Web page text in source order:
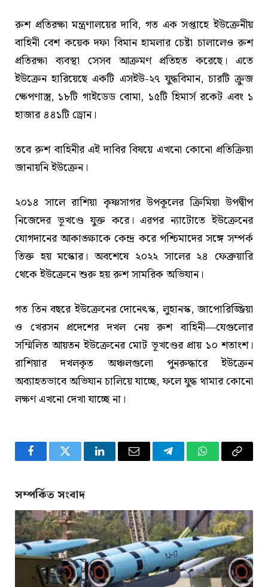
রুশ প্রতিরক্ষা মন্ত্রণালয়ের দাবি, গত এক সপ্তাহে ইউক্রেনীয়
বাহিনী বেশ কয়েক দফা বিমান হামলার চেষ্টা চালালেও রুশ
প্রতিরক্ষা ব্যবস্থা সেসব আক্রমণ প্রতিহত করেছে। এতে
ইউক্রেন হারিয়েছে একটি এসইউ-২৭ যুদ্ধবিমান, চারটি ক্রুজ
ক্ষেপণাস্ত্র, ১৮টি গাইডেড বোমা, ১৫টি হিমার্স রকেট এবং ১
হাজার ৪৪১টি ড্রোন।
তবে রুশ বাহিনীর এই দাবির বিষয়ে এখনো কোনো প্রতিক্রিয়া
জানায়নি ইউক্রেন।
২০১৪ সালে রাশিয়া কৃষ্ণসাগর উপকূলের ক্রিমিয়া উপদ্বীপ
নিজেদের ভূখণ্ডে যুক্ত করে। এরপর ন্যাটোতে ইউক্রেনের
যোগদানের আকাঙ্ক্ষাকে কেন্দ্র করে পশ্চিমাদের সঙ্গে সম্পর্ক
তিক্ত হয় মস্কোর। অবশেষে ২০২২ সালের ২৪ ফেব্রুয়ারি
থেকে ইউক্রেনে শুরু হয় রুশ সামরিক অভিযান।
গত তিন বছরে ইউক্রেনের দোনেৎস্ক, লুহানস্ক, জাপোরিজ্জিয়া
ও খেরসন প্রদেশের দখল নেয় রুশ বাহিনী—যেগুলোর
সম্মিলিত আয়তন ইউক্রেনের মোট ভূখণ্ডের প্রায় ১০ শতাংশ।
রাশিয়ার দখলকৃত অঞ্চলগুলো পুনরুদ্ধারে ইউক্রেন
অব্যাহতভাবে অভিযান চালিয়ে যাচ্ছে, ফলে যুদ্ধ থামার কোনো
লক্ষণ এখনো দেখা যাচ্ছে না।
FacebookTwitter LinkedInEmail TelegramWhatsApp
Copy
সম্পর্কিত সংবাদ